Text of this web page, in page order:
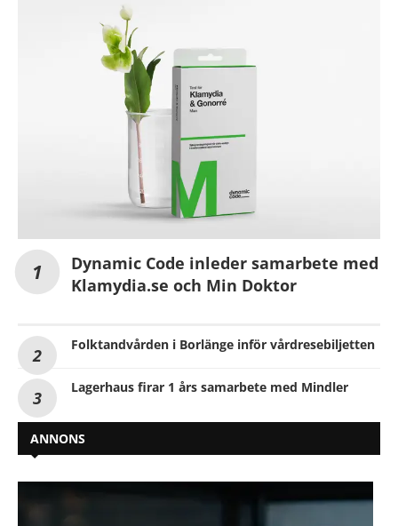
Dynamic Code inleder samarbete med
Klamydia.se och Min Doktor
Folktandvården i Borlänge inför vårdresebiljetten
Lagerhaus firar 1 års samarbete med Mindler
ANNONS